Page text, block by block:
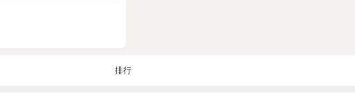
排行